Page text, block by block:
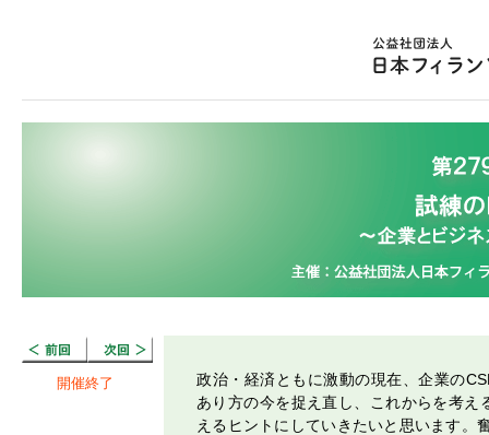
開催終了
政治・経済ともに激動の現在、企業の
あり方の今を捉え直し、これからを考
えるヒントにしていきたいと思います。